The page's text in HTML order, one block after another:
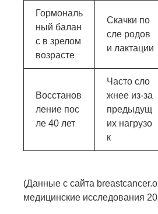
Гормональ
ный балан
с в зрелом
возрасте
Скачки по
сле родов
и лактации
Восстанов
ление пос
ле 40 лет
Часто сло
жнее из-за
предыдущ
их нагрузо
к
(Данные с сайта
медицинские исследования